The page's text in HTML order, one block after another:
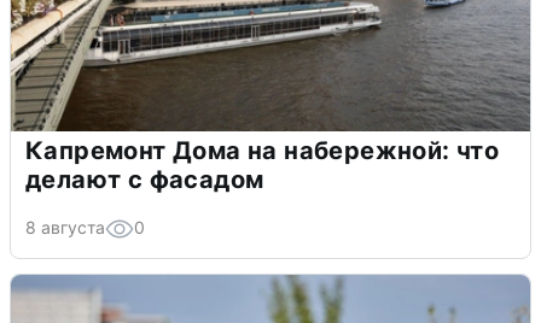
Капремонт Дома на набережной: что
делают с фасадом
8 августа 0